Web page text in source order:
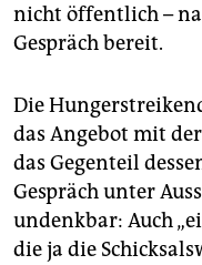
nicht öffentlich –
Gespräch bereit.
Die
das Angebot mit
das Gegenteil
Gespräch unter
undenkbar: Auch
die ja die